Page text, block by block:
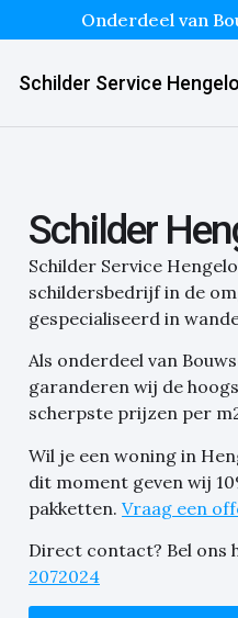
Onderdeel van
Schilder Service Hengelo
Schilder
Schilder Service
schildersbedrijf in de
gespecialiseerd in
Als onderdeel van
garanderen wij de
scherpste prijzen per
Wil je een woning in
dit moment geven wij
pakketten. Vraag een
Direct contact? Bel ons
2072024